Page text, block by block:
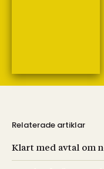
Relaterade artiklar
Klart med avtal om